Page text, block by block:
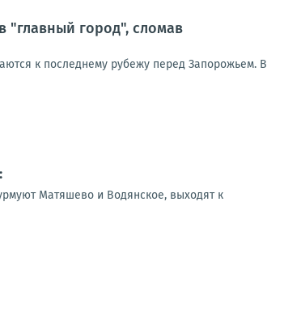
"главный город", сломав
к последнему рубежу перед Запорожьем. В
Матяшево и Водянское, выходят к